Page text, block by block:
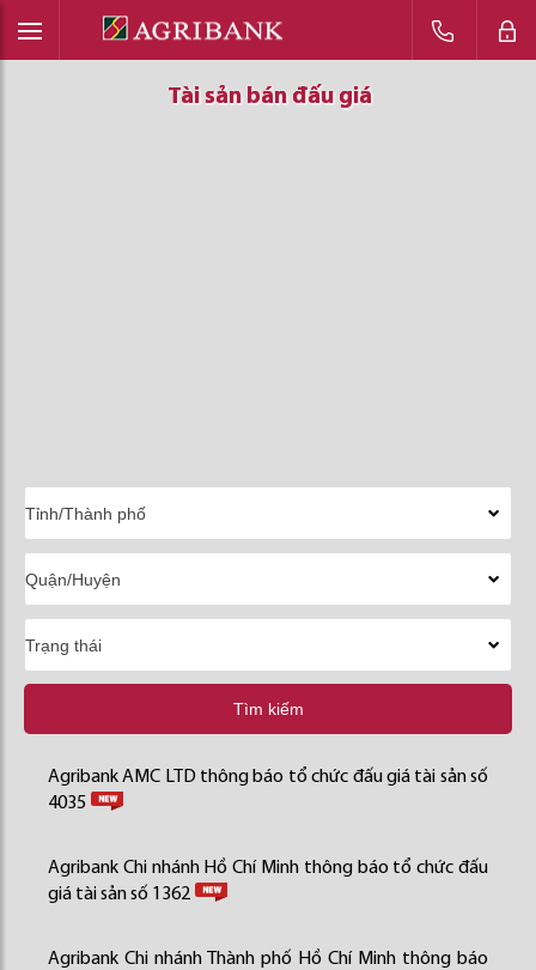
Tài sản bán đấu giá
Tài sản bán đấu giá
Tài sản bán đấu giá
Tìm kiếm
Agribank AMC LTD thông báo tổ chức đấu giá tài sản số
4035
Agribank Chi nhánh Hồ Chí Minh thông báo tổ chức đấu
giá tài sản số 1362
Agribank Chi nhánh Thành phố Hồ Chí Minh thông báo